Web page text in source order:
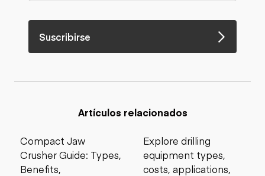
Suscribirse
Artículos relacionados
Compact Jaw
Crusher Guide: Types,
Benefits,
Explore drilling
equipment types,
costs, applications,